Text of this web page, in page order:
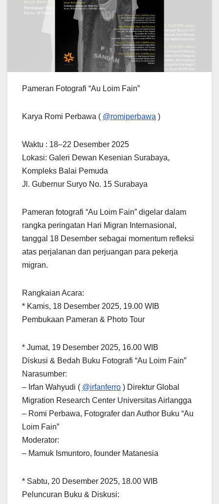
Pameran Fotografi “Au Loim Fain”
Karya Romi Perbawa ( @romiperbawa )
Waktu : 18–22 Desember 2025
Lokasi: Galeri Dewan Kesenian Surabaya,
Kompleks Balai Pemuda
Jl. Gubernur Suryo No. 15 Surabaya
Pameran fotografi “Au Loim Fain” digelar dalam
rangka peringatan Hari Migran Internasional,
tanggal 18 Desember sebagai momentum refleksi
atas perjalanan dan perjuangan para pekerja
migran.
Rangkaian Acara:
* Kamis, 18 Desember 2025, 19.00 WIB
Pembukaan Pameran & Photo Tour
* Jumat, 19 Desember 2025, 16.00 WIB
Diskusi & Bedah Buku Fotografi “Au Loim Fain”
Narasumber:
– Irfan Wahyudi ( @irfanferro ) Direktur Global
Migration Research Center Universitas Airlangga
– Romi Perbawa, Fotografer dan Author Buku “Au
Loim Fain”
Moderator:
– Mamuk Ismuntoro, founder Matanesia
* Sabtu, 20 Desember 2025, 18.00 WIB
Peluncuran Buku & Diskusi: